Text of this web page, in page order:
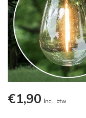
€1,90 Incl. btw